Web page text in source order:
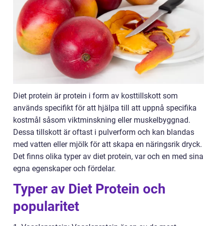
Diet protein är protein i form av kosttillskott som
används specifikt för att hjälpa till att uppnå specifika
kostmål såsom viktminskning eller muskelbyggnad.
Dessa tillskott är oftast i pulverform och kan blandas
med vatten eller mjölk för att skapa en näringsrik dryck.
Det finns olika typer av diet protein, var och en med sina
egna egenskaper och fördelar.
Typer av Diet Protein och
popularitet